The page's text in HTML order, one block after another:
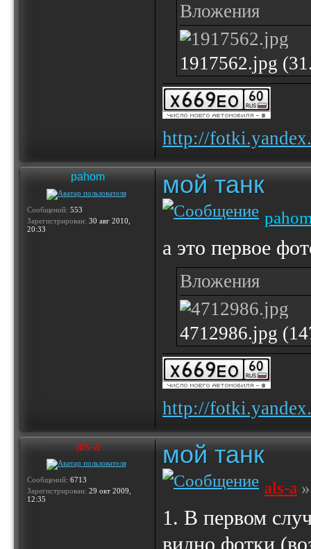
Вложения
1917562.jpg
http://
pahom
Сообщений: 553
Зарегистрирован: 30 авг 2010,
20:33
мой танк
а это первое
Вложения
4712986.jpg
http://
als-a
Сообщений: 6713
Зарегистрирован: 29 окт 2009,
12:35
мой танк
als-a
1. В первом
видно фотки